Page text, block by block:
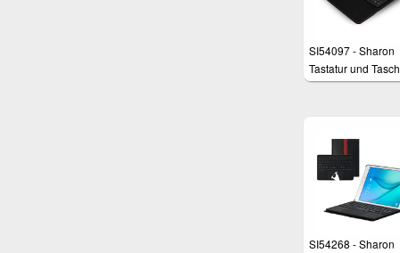
SI54097 - Sharon
Tastatur und
Samsung Galaxy
SI54268 - Sharon